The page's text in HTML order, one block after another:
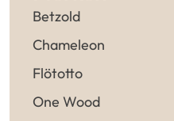
Betzold
Chameleon
Flötotto
One Wood